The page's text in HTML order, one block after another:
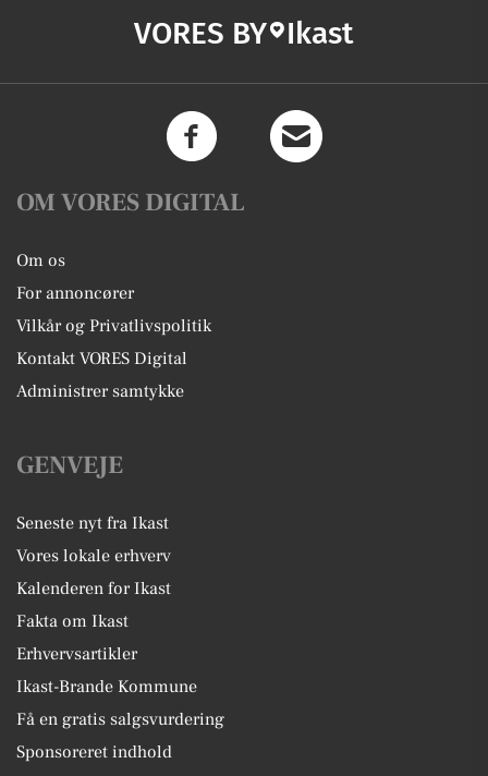
VORES BY Ikast
OM VORES DIGITAL
Om os
For annoncører
Vilkår og Privatlivspolitik
Kontakt VORES Digital
Administrer samtykke
GENVEJE
Seneste nyt fra Ikast
Vores lokale erhverv
Kalenderen for Ikast
Fakta om Ikast
Erhvervsartikler
Ikast-Brande Kommune
Få en gratis salgsvurdering
Sponsoreret indhold